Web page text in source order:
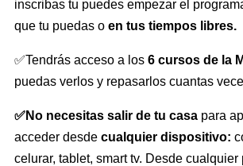
inscribas tu puedes empezar el
que tu puedas o en tus tiempos libres.
✅Tendrás acceso a los 6 cursos de la
puedas verlos y repasarlos cuantas
✅No necesitas salir de tu casa para
acceder desde cualquier dispositivo:
celurar, tablet, smart tv. Desde cualquier